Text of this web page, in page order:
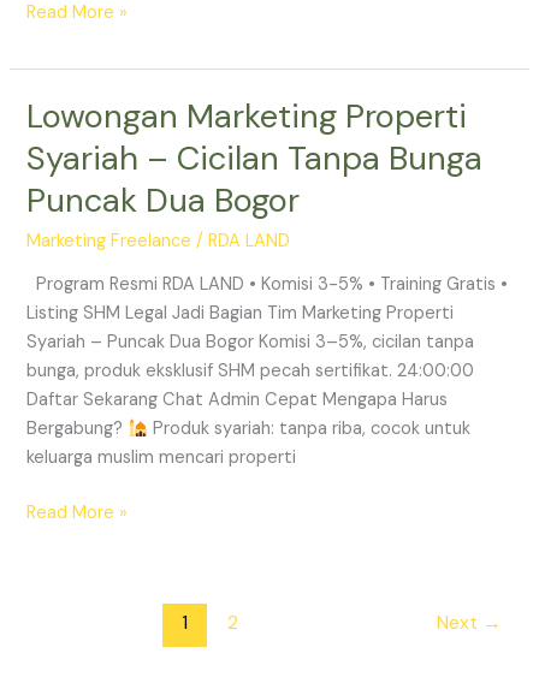
Read More »
Lowongan Marketing Properti
Syariah – Cicilan Tanpa Bunga
Puncak Dua Bogor
Marketing Freelance /RDA LAND
Program Resmi RDA LAND • Komisi 3-5% • Training Gratis •
Listing SHM Legal Jadi Bagian Tim Marketing Properti
Syariah – Puncak Dua Bogor Komisi 3–5%, cicilan tanpa
bunga, produk eksklusif SHM pecah sertifikat. 24:00:00
Daftar Sekarang Chat Admin Cepat Mengapa Harus
Bergabung?
Produk syariah: tanpa riba, cocok untuk
keluarga muslim mencari properti
Lowongan
Properti
Syariah
Cicilan
Tanpa
Bunga
Puncak
Dua
Bogor
Read More »
1 2 Next →